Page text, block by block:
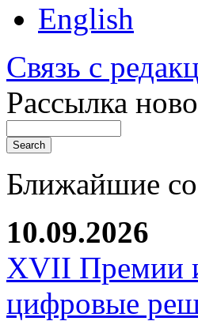
English
Связь с
Рассылка
Ближайшие
10.09.2026
XVII Премии
цифровые